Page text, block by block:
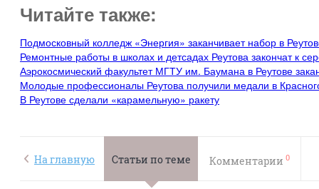
Читайте также:
Подмосковный колледж «Энергия» заканчивает набор в
Ремонтные работы в школах и детсадах Реутова закончат к
Аэрокосмический факультет МГТУ им. Баумана в Реутове
Молодые профессионалы Реутова получили медали в
В Реутове сделали «карамельную» ракету
На главную Статьи по теме Комментарии 0